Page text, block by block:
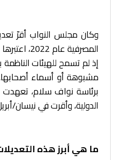
وكان مجلس النواب أقرّ
المصرفية
إذ لم تسمح للهيئات
مشبوهة أو أسماء
برئاسة نواف سلام،
الدولية، وأقرت في نيسان/
ما هي أبرز هذه